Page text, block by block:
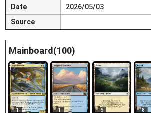
Date
2026/05/03
Source
Mainboard(100)
1 1 6 8